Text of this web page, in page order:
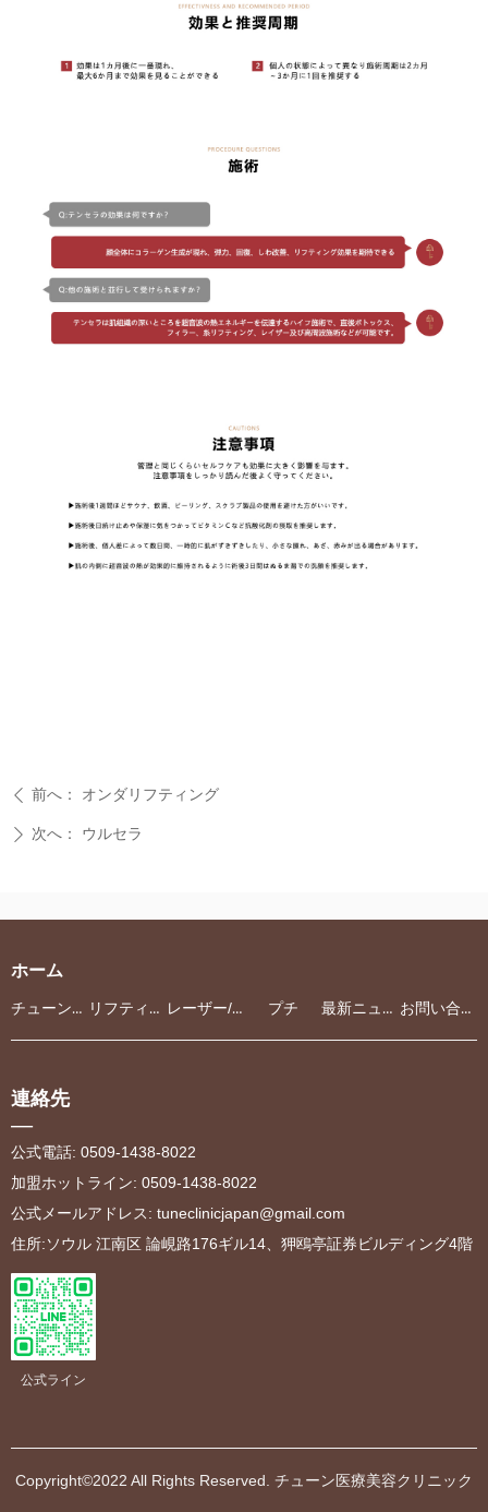
ꄴ 前へ： オンダリフティング
ꄲ 次へ： ウルセラ
ホーム
チューンクリニック リフティング レーザー/光治療 プチ 最新ニュース お問い合わせ
Copyright©2022 All Rights Reserved. チューン医療美容クリニック
連絡先
—
公式電話: 0509-1438-8022
加盟ホットライン: 0509-1438-8022
公式メールアドレス: tuneclinicjapan@gmail.com
住所:ソウル 江南区 論峴路176ギル14、狎鴎亭証券ビルディング4階
公式ライン